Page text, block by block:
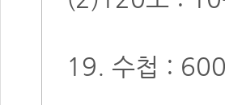
19. 수첩 :